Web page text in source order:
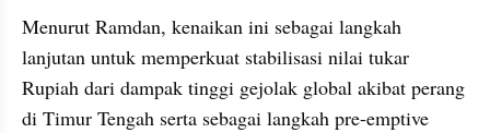
Menurut Ramdan, kenaikan ini sebagai langkah
lanjutan untuk memperkuat stabilisasi nilai tukar
Rupiah dari dampak tinggi gejolak global akibat perang
di Timur Tengah serta sebagai langkah pre-emptive